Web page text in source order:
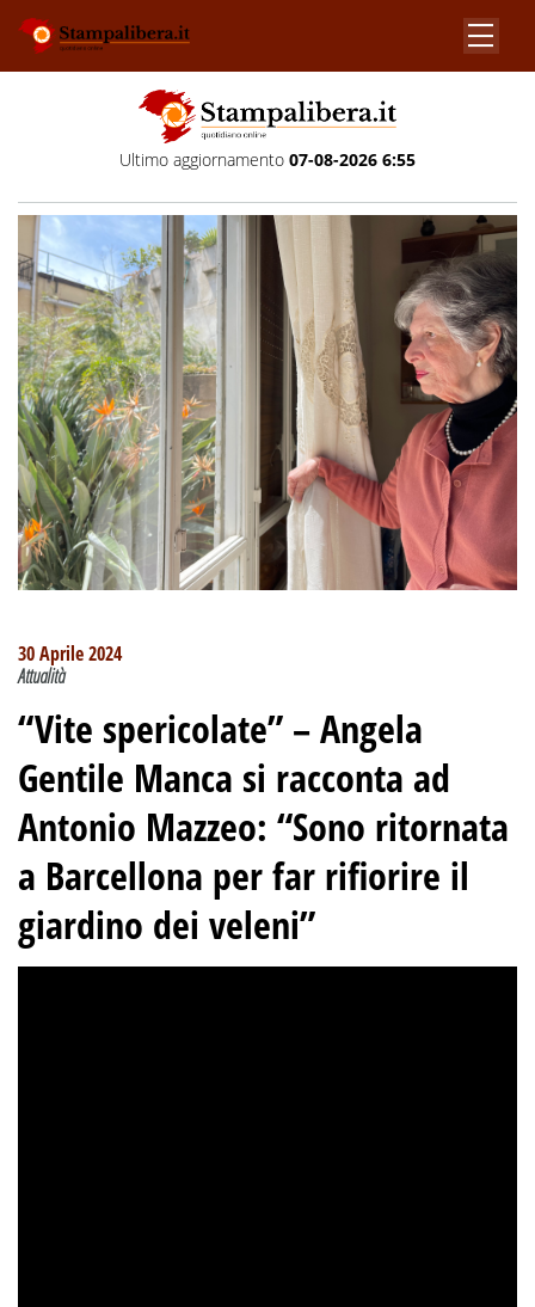
Ultimo aggiornamento 07-08-2026 6:55
30 Aprile 2024
Attualità
“Vite spericolate” – Angela
Gentile Manca si racconta ad
Antonio Mazzeo: “Sono ritornata
a Barcellona per far rifiorire il
giardino dei veleni”